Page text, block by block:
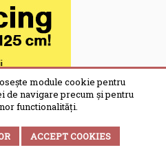
module cookie pentru
de navigare precum și pentru
functionalități.
ACCEPT COOKIES